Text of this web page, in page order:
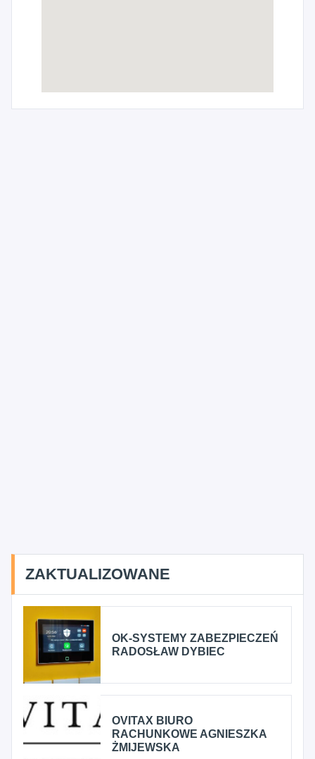
ZAKTUALIZOWANE
OK-SYSTEMY ZABEZPIECZEŃ
RADOSŁAW DYBIEC
OVITAX BIURO
RACHUNKOWE AGNIESZKA
ŻMIJEWSKA